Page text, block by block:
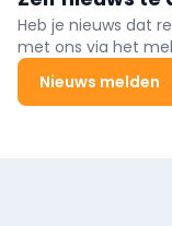
Heb je nieuws dat
met ons via het
Nieuws melden